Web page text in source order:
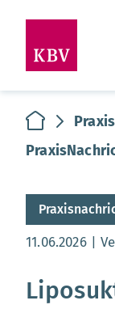
zur Praxis
11.06.2026